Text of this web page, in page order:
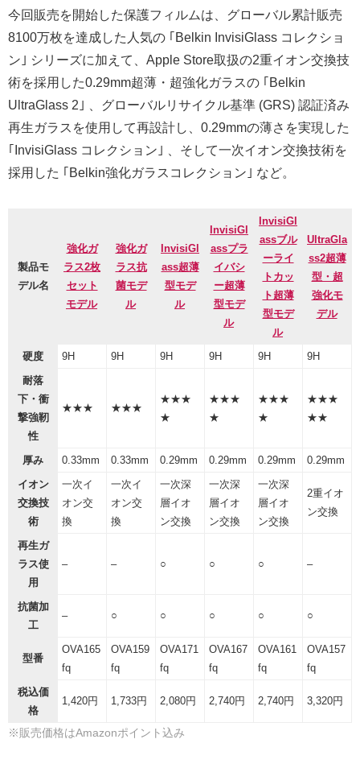
今回販売を開始した保護フィルムは、グローバル累計販売
8100万枚を達成した人気の ｢Belkin InvisiGlass コレクショ
ン｣ シリーズに加えて、Apple Store取扱の2重イオン交換技
術を採用した0.29mm超薄・超強化ガラスの ｢Belkin
UltraGlass 2｣ 、グローバルリサイクル基準 (GRS) 認証済み
再生ガラスを使用して再設計し、0.29mmの薄さを実現した
｢InvisiGlass コレクション｣ 、そして一次イオン交換技術を
採用した ｢Belkin強化ガラスコレクション｣ など。
製品モ
デル名
強化ガ
ラス2枚
セット
モデル
強化ガ
ラス抗
菌モデ
ル
InvisiGl
ass超薄
型モデ
ル
InvisiGl
assプラ
イバシ
ー超薄
型モデ
ル
InvisiGl
assブル
ーライ
トカッ
ト超薄
型モデ
ル
UltraGla
ss2超薄
型・超
強化モ
デル
硬度 9H 9H 9H 9H 9H
9H
耐落
下・衝
撃強靭
性
★★★ ★★★
★★★
★
★★★
★
★★★
★
★★★
★★
厚み 0.33mm 0.33mm 0.29mm 0.29mm 0.29mm
0.29mm
イオン
交換技
術
一次イ
オン交
換
一次イ
オン交
換
一次深
層イオ
ン交換
一次深
層イオ
ン交換
一次深
層イオ
ン交換
2重イオ
ン交換
再生ガ
ラス使
用
– – ○ ○ ○ –
抗菌加
工
– ○ ○ ○ ○ ○
型番
OVA165
fq
OVA159
fq
OVA171
fq
OVA167
fq
OVA161
fq
OVA157
fq
税込価
格
1,420円 1,733円 2,080円 2,740円 2,740円 3,320円
※販売価格はAmazonポイント込み